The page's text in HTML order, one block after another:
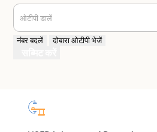
ओटीपी डालें
नंबर बदलें दोबारा ओटीपी भेजें